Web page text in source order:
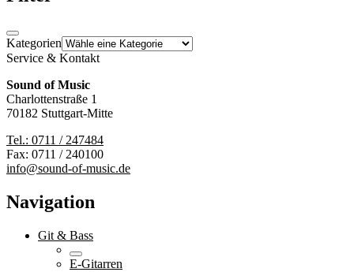
Kategorien
Service & Kontakt
Sound of Music
Charlottenstraße 1
70182 Stuttgart-Mitte
Tel.: 0711 / 247484
Fax: 0711 / 240100
info@sound-of-music.de
Navigation
Git & Bass
E-Gitarren